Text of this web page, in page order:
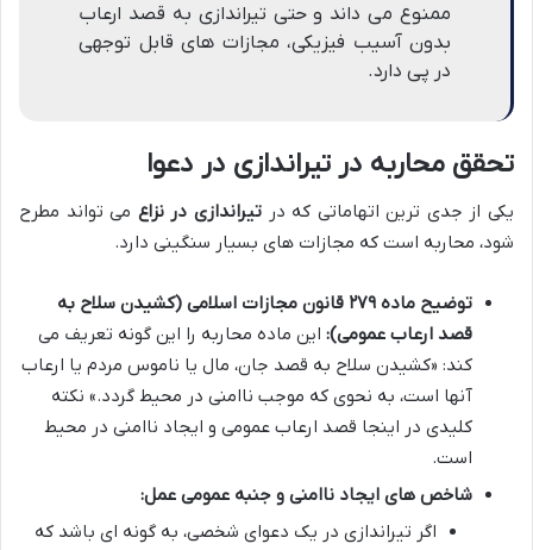
ممنوع می داند و حتی تیراندازی به قصد ارعاب
بدون آسیب فیزیکی، مجازات های قابل توجهی
در پی دارد.
تحقق محاربه در تیراندازی در دعوا
یکی از جدی ترین اتهاماتی که درتیراندازی در نزاع می تواند مطرح
شود، محاربه است که مجازات های بسیار سنگینی دارد.
توضیح ماده ۲۷۹ قانون مجازات اسلامی (کشیدن سلاح به
قصد ارعاب عمومی): این ماده محاربه را این گونه تعریف می
کند: «کشیدن سلاح به قصد جان، مال یا ناموس مردم یا ارعاب
آنها است، به نحوی که موجب ناامنی در محیط گردد.» نکته
کلیدی در اینجا قصد ارعاب عمومی و ایجاد ناامنی در محیط
است.
شاخص های ایجاد ناامنی و جنبه عمومی عمل:
اگر تیراندازی در یک دعوای شخصی، به گونه ای باشد که